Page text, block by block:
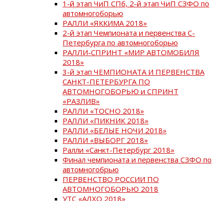
1-й этап ЧиП СПб, 2-й этап ЧиП СЗФО по
автомногоборью
РАЛЛИ «ЯККИМА 2018»
2-й этап Чемпионата и первенства С-
Петербурга по автомногоборью
РАЛЛИ-СПРИНТ «МИР АВТОМОБИЛЯ
2018»
3-й этап ЧЕМПИОНАТА И ПЕРВЕНСТВА
САНКТ-ПЕТЕРБУРГА ПО
АВТОМНОГОБОРЬЮ и СПРИНТ
«РАЗЛИВ»
РАЛЛИ «ТОСНО 2018»
РАЛЛИ «ПИКНИК 2018»
РАЛЛИ «БЕЛЫЕ НОЧИ 2018»
РАЛЛИ «ВЫБОРГ 2018»
Ралли «Санкт-Петербург 2018»
Финал чемпионата и первенства СЗФО по
автомногобрью
ПЕРВЕНСТВО РОССИИ ПО
АВТОМНОГОБОРЬЮ 2018
УТС «АЛХО 2018»